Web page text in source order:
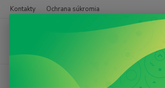
Kontakty Ochrana súkromia
Jeseň a Halloween Kúzlo